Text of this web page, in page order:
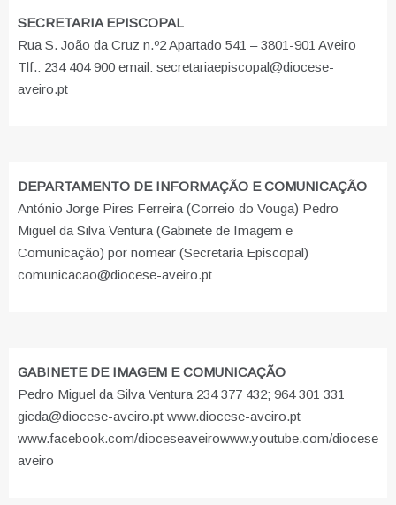
SECRETARIA EPISCOPAL
Rua S. João da Cruz n.º2 Apartado 541 – 3801-901 Aveiro
Tlf.: 234 404 900 email: secretariaepiscopal@diocese-
aveiro.pt
DEPARTAMENTO DE INFORMAÇÃO E COMUNICAÇÃO
António Jorge Pires Ferreira (Correio do Vouga) Pedro
Miguel da Silva Ventura (Gabinete de Imagem e
Comunicação) por nomear (Secretaria Episcopal)
comunicacao@diocese-aveiro.pt
GABINETE DE IMAGEM E COMUNICAÇÃO
Pedro Miguel da Silva Ventura 234 377 432; 964 301 331
gicda@diocese-aveiro.pt www.diocese-aveiro.pt
www.facebook.com/dioceseaveirowww.youtube.com/diocese
aveiro